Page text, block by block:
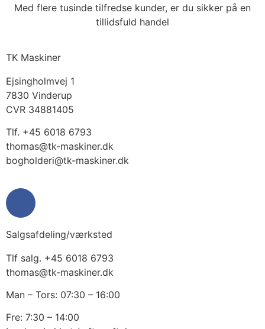
Med flere tusinde tilfredse kunder, er du sikker på en
tillidsfuld handel
TK Maskiner
Ejsingholmvej 1
7830 Vinderup
CVR 34881405
​Tlf. +45 6018 6793
thomas@tk-maskiner.dk
bogholderi@tk-maskiner.dk
Salgsafdeling/værksted
Tlf salg. +45 6018 6793
thomas@tk-maskiner.dk
Man – Tors: 07:30 – 16:00
Fre: 7:30 – 14:00